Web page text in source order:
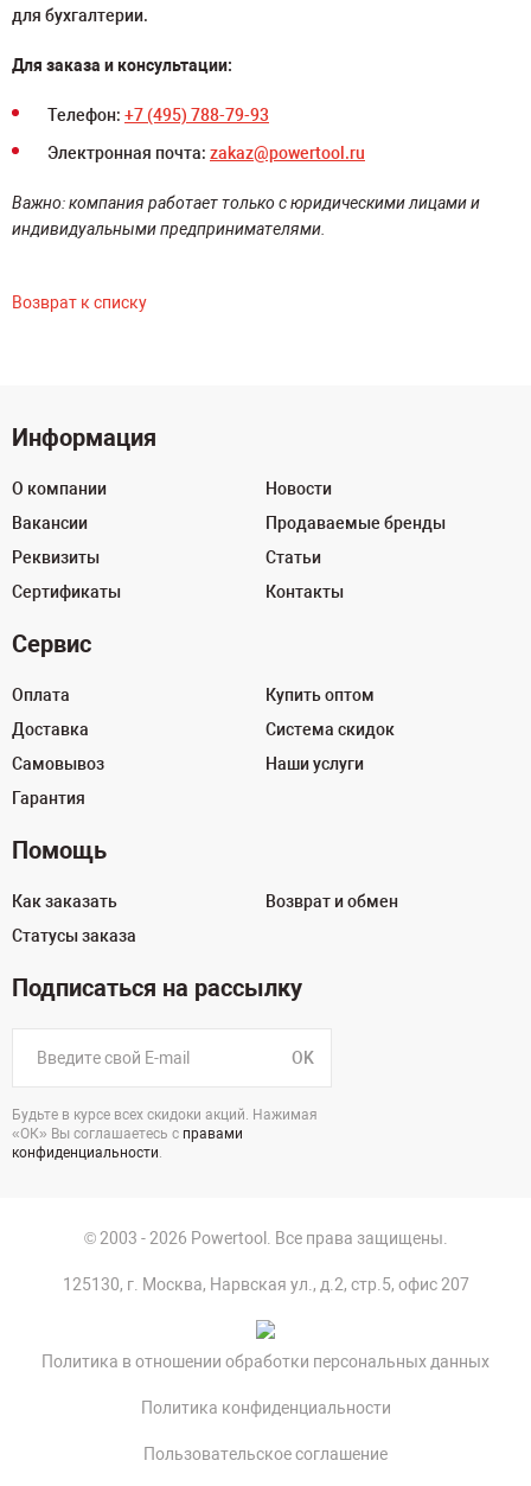
для бухгалтерии.
Для заказа и консультации:
Телефон: +7 (495) 788-79-93
Электронная почта: zakaz@powertool.ru
Важно: компания работает только с юридическими лицами и
индивидуальными предпринимателями.
Возврат к списку
Информация
О компании
Вакансии
Реквизиты
Сертификаты
Новости
Продаваемые бренды
Статьи
Контакты
Сервис
Оплата
Доставка
Самовывоз
Гарантия
Купить оптом
Система скидок
Наши услуги
Помощь
Как заказать
Статусы заказа
Возврат и обмен
Подписаться на рассылку
OK
Будьте в курсе всех скидоки акций. Нажимая
«ОК» Вы соглашаетесь с правами
конфиденциальности.
© 2003 - 2026 Powertool. Все права защищены.
125130, г. Москва, Нарвская ул., д.2, стр.5, офис 207
Политика в отношении обработки персональных данных
Политика конфиденциальности
Пользовательское соглашение